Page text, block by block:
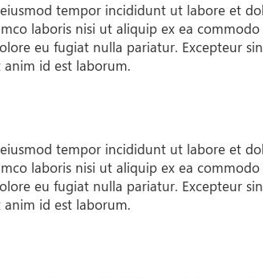
tempor incididunt ut labore et
laboris nisi ut aliquip ex ea commodo
eu fugiat nulla pariatur. Excepteur
id est laborum.
tempor incididunt ut labore et
laboris nisi ut aliquip ex ea commodo
eu fugiat nulla pariatur. Excepteur
id est laborum.